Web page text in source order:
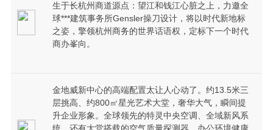
生于长杭州商道源点：望江和钱江心脏之上，力邀全
球***建筑事务所Gensler操刀设计，将以时代新地标
之姿，擎领杭州商务的世界话语权，定标下一个时代
商办峯向。
金地威新中心的高端配置太让人心动了。约13.5米三
层挑高、约800㎡星光艺术大堂，奢华大气，瞬间提
升企业形象。全球领先的特灵中央空调、全域新风系